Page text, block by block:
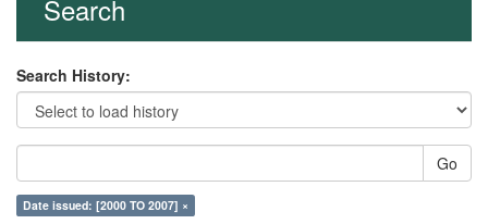
Search
Search History:
Go
Date issued: [2000 TO 2007] ×